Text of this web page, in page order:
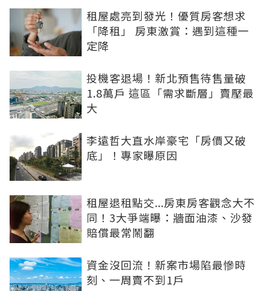
租屋處亮到發光！優質房客想求
「降租」 房東激賞：遇到這種一
定降
投機客退場！新北預售待售量破
1.8萬戶 這區「需求斷層」賣壓最
大
李遠哲大直水岸豪宅「房價又破
底」！專家曝原因
租屋退租點交...房東房客觀念大不
同！3大爭端曝：牆面油漆、沙發
賠償最常鬧翻
資金沒回流！新案市場陷最慘時
刻、一周賣不到1戶